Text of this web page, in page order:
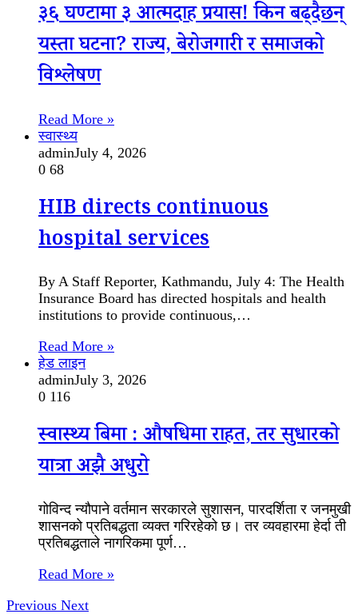
३६ घण्टामा ३ आत्मदाह प्रयास! किन बढ्दैछन्
यस्ता घटना? राज्य, बेरोजगारी र समाजको
विश्लेषण
Read More »
स्वास्थ्य
adminJuly 4, 2026
0 68
HIB directs continuous
hospital services
By A Staff Reporter, Kathmandu, July 4: The Health
Insurance Board has directed hospitals and health
institutions to provide continuous,…
Read More »
हेड लाइन
adminJuly 3, 2026
0 116
स्वास्थ्य बिमा : औषधिमा राहत, तर सुधारको
यात्रा अझै अधुरो
गोविन्द न्यौपाने वर्तमान सरकारले सुशासन, पारदर्शिता र जनमुखी
शासनको प्रतिबद्धता व्यक्त गरिरहेको छ। तर व्यवहारमा हेर्दा ती
प्रतिबद्धताले नागरिकमा पूर्ण…
Read More »
Previous Next